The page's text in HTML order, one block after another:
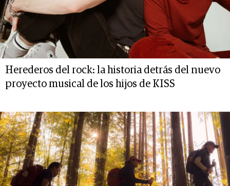
Herederos del rock: la historia detrás del nuevo
proyecto musical de los hijos de KISS